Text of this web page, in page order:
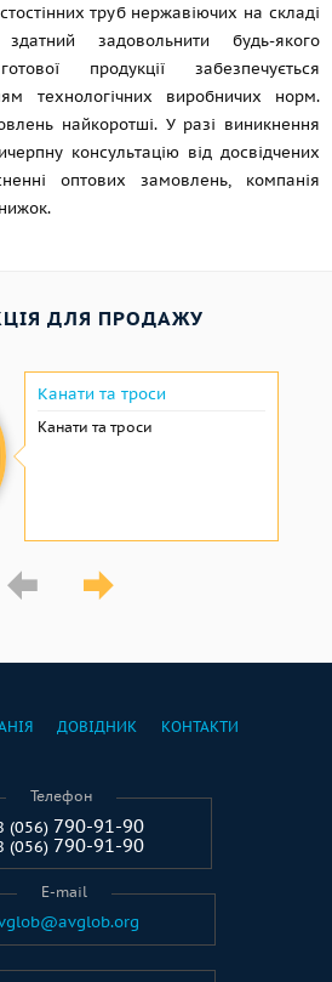
труб нержавіючих на складі
задовольнити будь-якого
продукції забезпечується
технологічних виробничих норм.
найкоротші. У разі виникнення
консультацію від досвідчених
оптових замовлень, компанія
ДЛЯ ПРОДАЖУ
Канати та троси
Канати та троси
ДОВІДНИК КОНТАКТИ
Телефон
(056) 790-91-90
(056) 790-91-90
E-mail